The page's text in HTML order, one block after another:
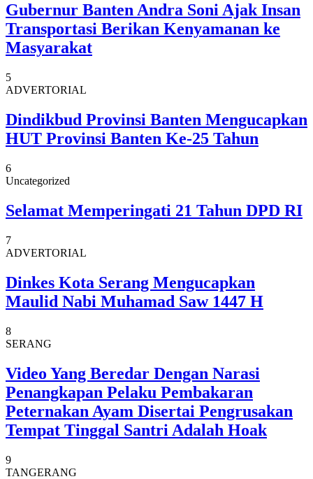
Gubernur Banten Andra Soni Ajak Insan
Transportasi Berikan Kenyamanan ke
Masyarakat
5
ADVERTORIAL
Dindikbud Provinsi Banten Mengucapkan
HUT Provinsi Banten Ke-25 Tahun
6
Uncategorized
Selamat Memperingati 21 Tahun DPD RI
7
ADVERTORIAL
Dinkes Kota Serang Mengucapkan
Maulid Nabi Muhamad Saw 1447 H
8
SERANG
Video Yang Beredar Dengan Narasi
Penangkapan Pelaku Pembakaran
Peternakan Ayam Disertai Pengrusakan
Tempat Tinggal Santri Adalah Hoak
9
TANGERANG